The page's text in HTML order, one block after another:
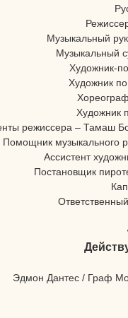
Музыкальный
Музыкальный
Художник-
Художник
Художник
режиссера – Тамаш
Помощник музыкального
Ассистент
Постановщик
Эдмон Дантес / Граф